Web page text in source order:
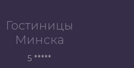
Гостиницы
Минска
5 *****